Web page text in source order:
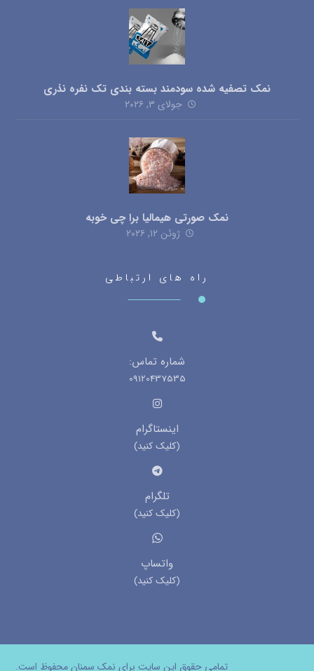
نمک تصفیه شده سودمند بسته بندی تک نفره نذری
جولای ۳, ۲۰۲۶
نمک صورتی هیمالیا برا چی خوبه
ژوئن ۱۲, ۲۰۲۶
راه های ارتباطی
شماره تماس:
09120437535
اینستاگرام
(کلیک کنید)
تلگرام
(کلیک کنید)
واتساپ
(کلیک کنید)
تمامی حقوق این سایت برای نمک سمنان محفوظ است.